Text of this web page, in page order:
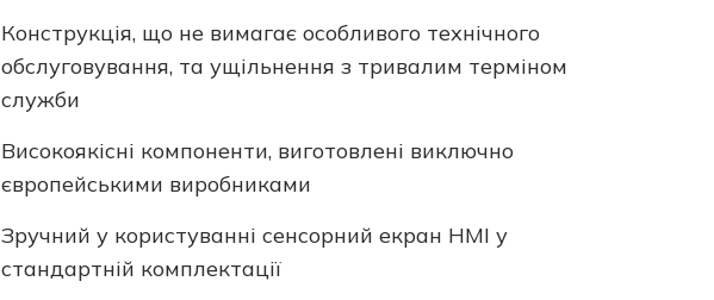
Конструкція, що не вимагає особливого технічного
обслуговування, та ущільнення з тривалим терміном
служби
Високоякісні компоненти, виготовлені виключно
європейськими виробниками
Зручний у користуванні сенсорний екран HMI у
стандартній комплектації